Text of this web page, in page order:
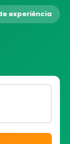
experiência